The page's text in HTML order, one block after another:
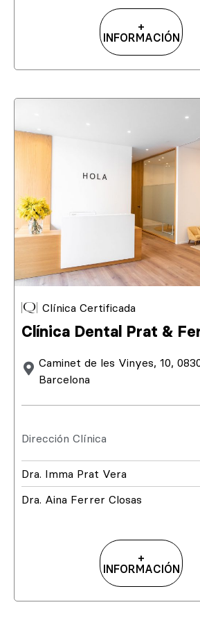
+
INFORMACIÓN
Clínica Certificada
Clínica Dental Prat &
Caminet de les Vinyes, 10,
Barcelona
Dirección Clínica
Dra. Imma Prat Vera
Dra. Aina Ferrer Closas
+
INFORMACIÓN